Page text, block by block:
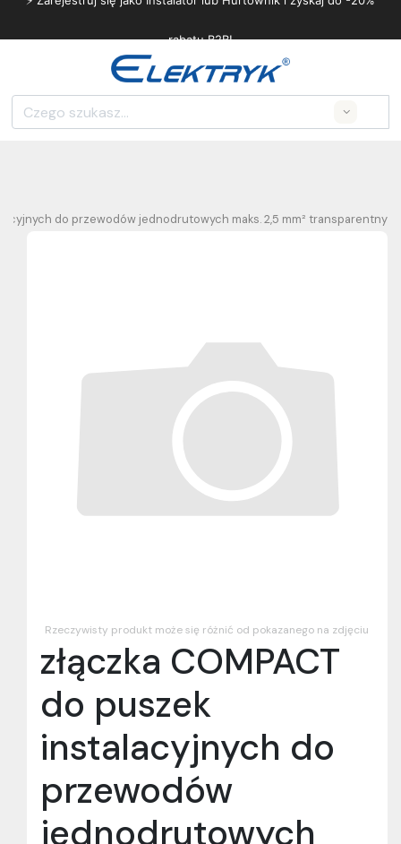
rabatu B2B!
do przewodów jednodrutowych maks. 2,5 mm² transparentny
Rzeczywisty produkt może się różnić od pokazanego na zdjęciu
złączka COMPACT
do puszek
instalacyjnych do
przewodów
jednodrutowych